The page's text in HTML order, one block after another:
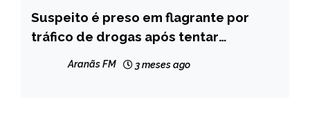
CAPELINHA
NOTÍCIAS
Suspeito é preso em flagrante por
tráfico de drogas após tentar
abordagem policial
Aranãs FM 3 meses ago